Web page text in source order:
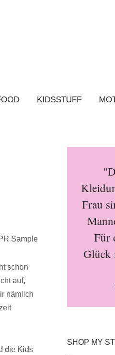
KIDSSTUFF
Sample
schon
auf,
nämlich
die Kids
Frau
Für
Glück
SHOP MY